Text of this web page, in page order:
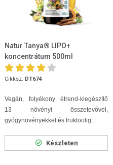
Natur Tanya® LIPO+
koncentrátum 500ml
Cikksz. DT674
Vegán, folyékony étrend-kiegészítő
13 növényi összetevővel,
gyógynövényekkel és fruktoolig...
Készleten